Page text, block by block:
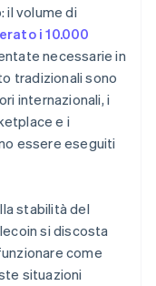
il volume di
i 10.000
necessarie in
tradizionali sono
internazionali, i
e i
essere eseguiti
stabilità del
si discosta
come
situazioni